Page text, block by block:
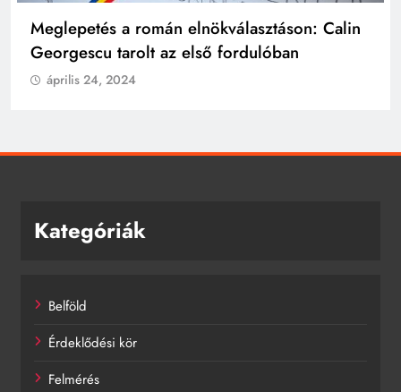
Meglepetés a román elnökválasztáson: Calin
Georgescu tarolt az első fordulóban
április 24, 2024
Kategóriák
Belföld
Érdeklődési kör
Felmérés